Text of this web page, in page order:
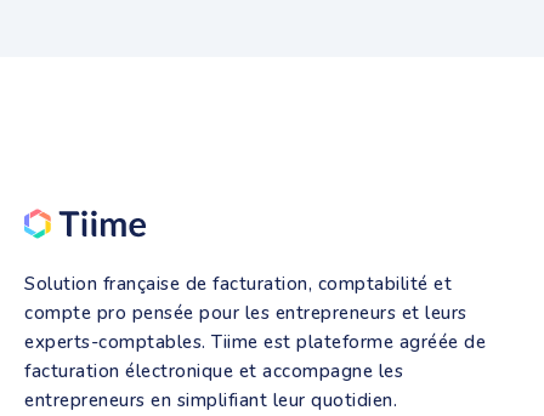
Solution française de facturation, comptabilité et
compte pro pensée pour les entrepreneurs et leurs
experts-comptables. Tiime est plateforme agréée de
facturation électronique et accompagne les
entrepreneurs en simplifiant leur quotidien.